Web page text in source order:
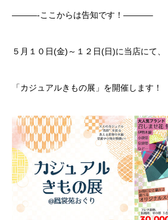
———-ここからは告知です！———–
５月１０日(金)～１２日(日)に当店にて、
「カジュアルきもの展」を開催します！